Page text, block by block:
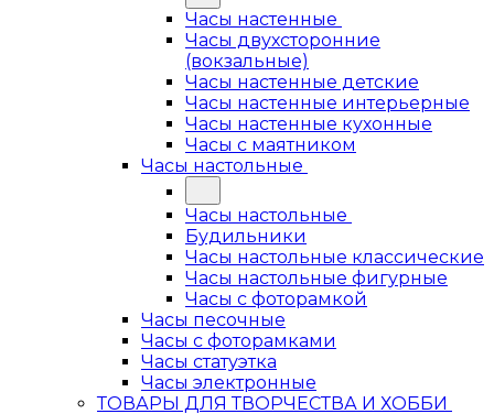
Часы настенные
Часы двухсторонние
(вокзальные)
Часы настенные детские
Часы настенные интерьерные
Часы настенные кухонные
Часы с маятником
Часы настольные
Часы настольные
Будильники
Часы настольные классические
Часы настольные фигурные
Часы с фоторамкой
Часы песочные
Часы с фоторамками
Часы статуэтка
Часы электронные
ТОВАРЫ ДЛЯ ТВОРЧЕСТВА И ХОББИ